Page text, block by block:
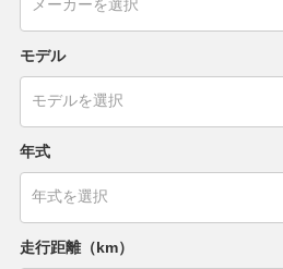
モデル
年式
走行距離（km）